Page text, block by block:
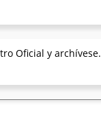
Oficial y archívese.